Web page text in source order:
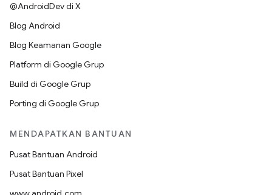
@AndroidDev di X
Blog Android
Blog Keamanan Google
Platform di Google Grup
Build di Google Grup
Porting di Google Grup
MENDAPATKAN BANTUAN
Pusat Bantuan Android
Pusat Bantuan Pixel